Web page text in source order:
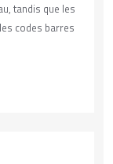
tandis que les
codes barres